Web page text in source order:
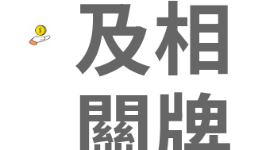
及相
關牌